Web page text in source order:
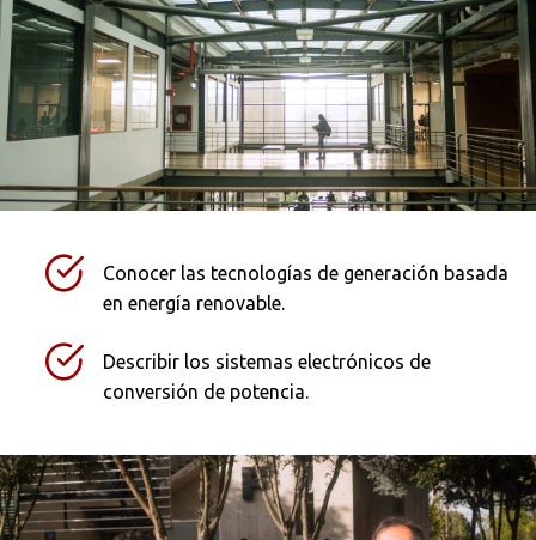
Conocer las tecnologías de generación basada
en energía renovable.
Describir los sistemas electrónicos de
conversión de potencia.